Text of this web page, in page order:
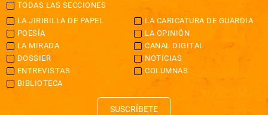
TODAS LAS SECCIONES
LA JIRIBILLA DE PAPEL
LA CARICATURA DE GUARDIA
POESÍA
LA OPINIÓN
LA MIRADA
CANAL DIGITAL
DOSSIER
NOTICIAS
ENTREVISTAS
COLUMNAS
BIBLIOTECA
SUSCRÍBETE